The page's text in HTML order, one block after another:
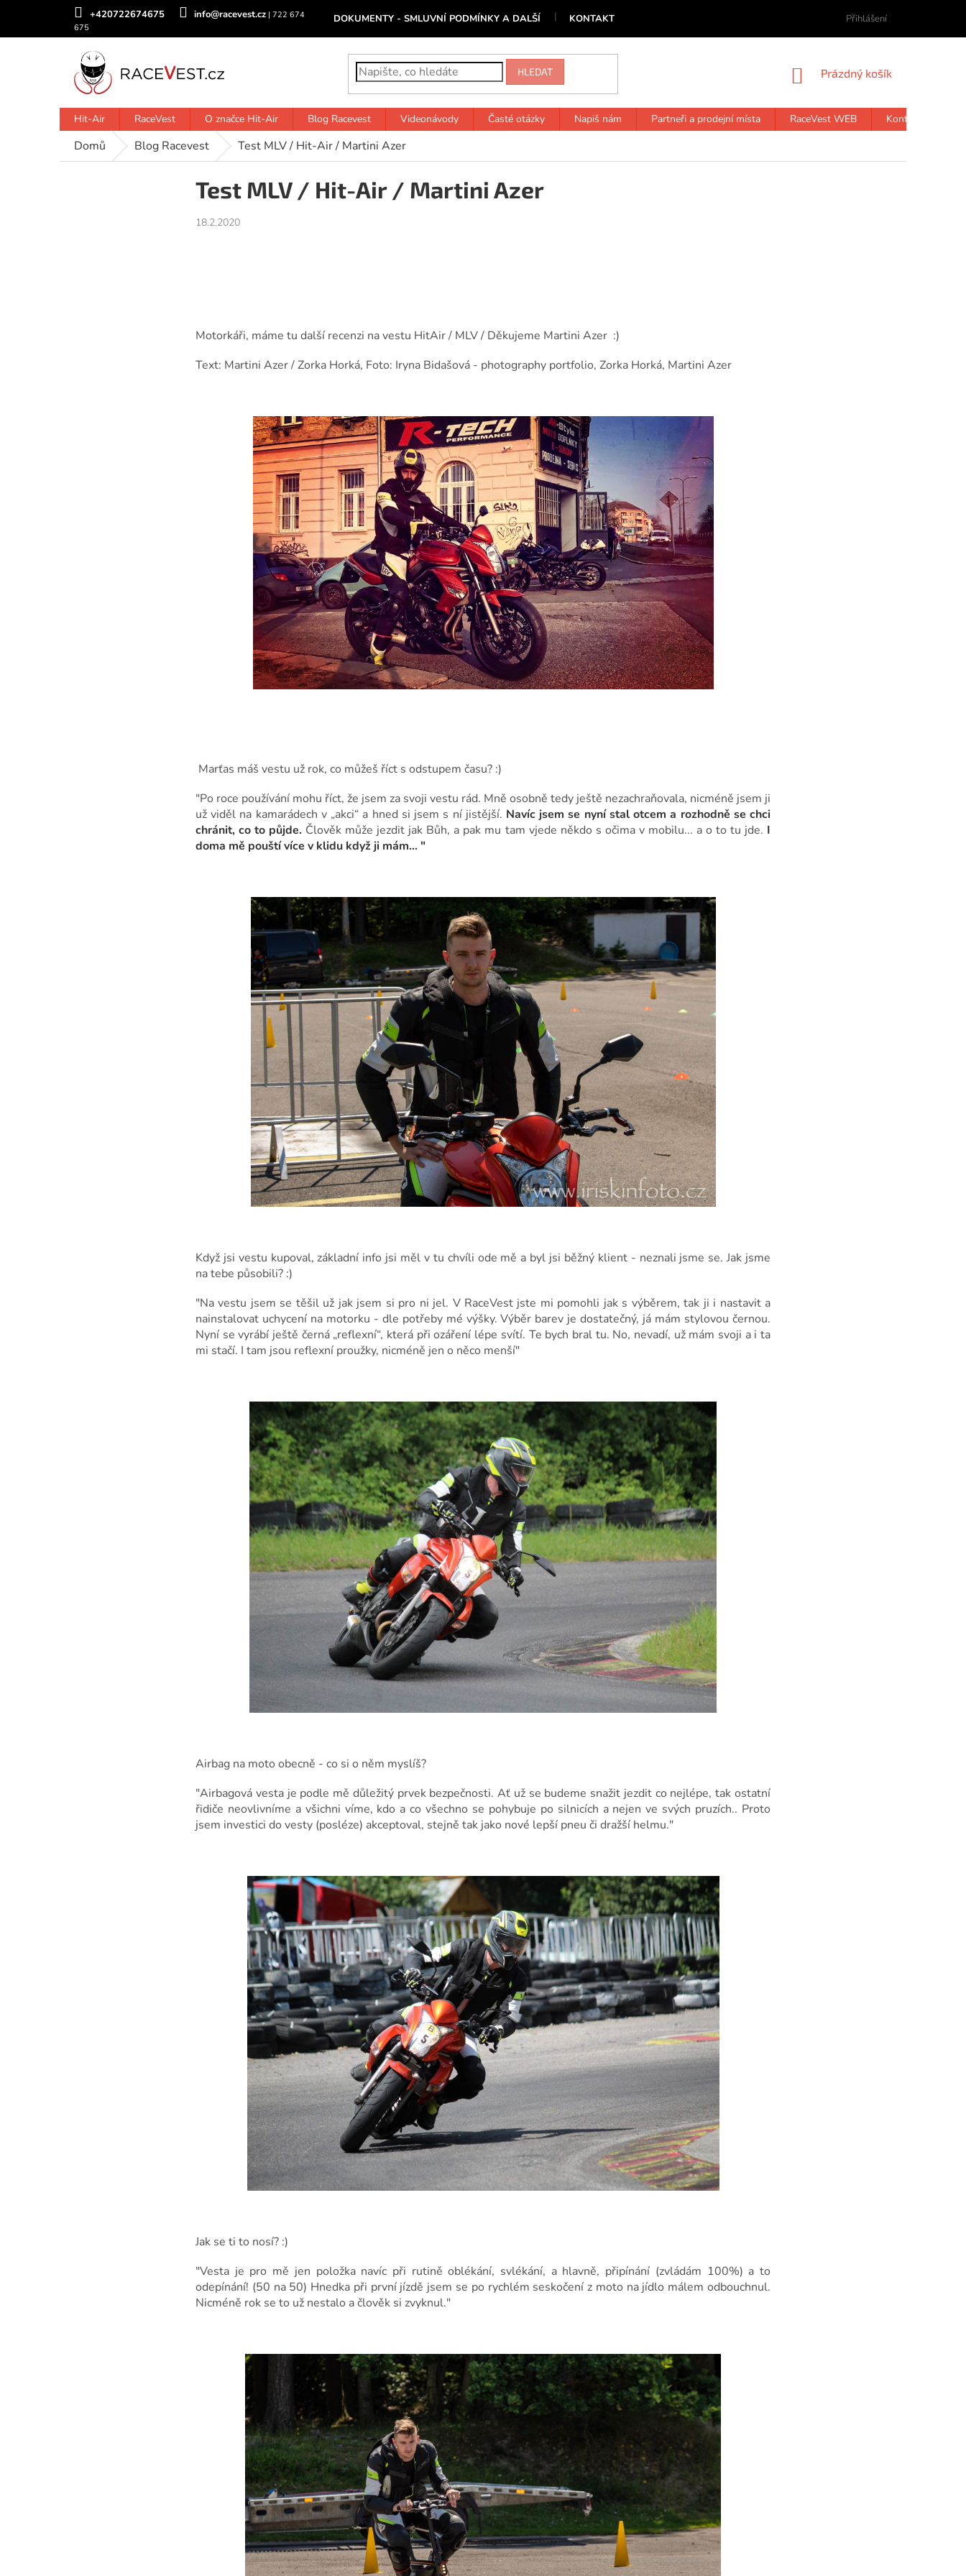
obsah
+420722674675 info@racevest.cz DOKUMENTY - SMLUVNÍ PODMÍNKY A DALŠÍ KONTAKT Přihlášení
HLEDAT
NÁKUPNÍ
Prázdný košík
Hit-Air RaceVest O značce Hit-Air Blog Racevest Videonávody Časté otázky Napiš nám Partneři a prodejní místa RaceVest WEB Kontakt
Domů Blog Racevest Test MLV / Hit-Air / Martini Azer
Test MLV / Hit-Air / Martini Azer
18.2.2020
Motorkáři, máme tu další recenzi na vestu HitAir / MLV / Děkujeme Martini Azer :)
Text: Martini Azer / Zorka Horká, Foto: Iryna Bidašová - photography portfolio, Zorka Horká, Martini Azer
Marťas máš vestu už rok, co můžeš říct s odstupem času? :)
"Po roce používání mohu říct, že jsem za svoji vestu rád. Mně osobně tedy ještě nezachraňovala, nicméně jsem ji
už viděl na kamarádech v „akci“ a hned si jsem s ní jistější. Navíc jsem se nyní stal otcem a rozhodně se chci
chránit, co to půjde. Člověk může jezdit jak Bůh, a pak mu tam vjede někdo s očima v mobilu... a o to tu jde. I
doma mě pouští více v klidu když ji mám... "
Když jsi vestu kupoval, základní info jsi měl v tu chvíli ode mě a byl jsi běžný klient - neznali jsme se. Jak jsme
na tebe působili? :)
"Na vestu jsem se těšil už jak jsem si pro ni jel. V RaceVest jste mi pomohli jak s výběrem, tak ji i nastavit a
nainstalovat uchycení na motorku - dle potřeby mé výšky. Výběr barev je dostatečný, já mám stylovou černou.
Nyní se vyrábí ještě černá „reflexní“, která při ozáření lépe svítí. Te bych bral tu. No, nevadí, už mám svoji a i ta
mi stačí. I tam jsou reflexní proužky, nicméně jen o něco menší"
Airbag na moto obecně - co si o něm myslíš?
"Airbagová vesta je podle mě důležitý prvek bezpečnosti. Ať už se budeme snažit jezdit co nejlépe, tak ostatní
řidiče neovlivníme a všichni víme, kdo a co všechno se pohybuje po silnicích a nejen ve svých pruzích.. Proto
jsem investici do vesty (posléze) akceptoval, stejně tak jako nové lepší pneu či dražší helmu."
Jak se ti to nosí? :)
"Vesta je pro mě jen položka navíc při rutině oblékání, svlékání, a hlavně, připínání (zvládám 100%) a to
odepínání! (50 na 50) Hnedka při první jízdě jsem se po rychlém seskočení z moto na jídlo málem odbouchnul.
Nicméně rok se to už nestalo a člověk si zvyknul."